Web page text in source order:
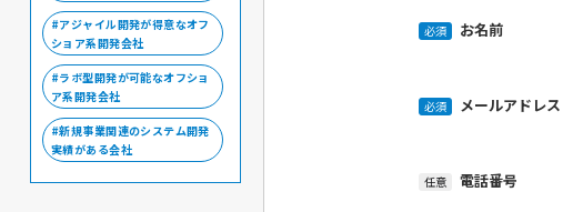
アジャイル開発が得意なオフ
ショア系開発会社
ラボ型開発が可能なオフショ
ア系開発会社
新規事業関連のシステム開発
実績がある会社
必須 お名前
必須 メールアドレス
任意 電話番号